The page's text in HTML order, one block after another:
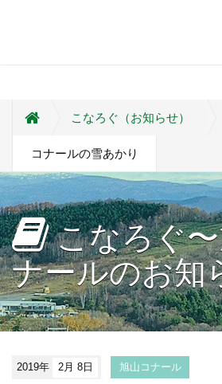
こなろぐ（お知らせ）
コナールの雪あかり
こなろぐ
ナールのお知
2019年 2月 8日 旭山コナール